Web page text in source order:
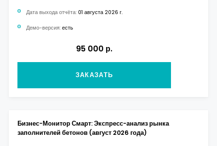
Дата выхода отчёта: 01 августа 2026 г.
Демо-версия: есть
95 000 р.
ЗАКАЗАТЬ
Бизнес-Монитор Смарт: Экспресс-анализ рынка
заполнителей бетонов (август 2026 года)